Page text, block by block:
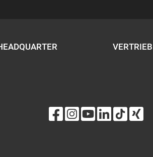
VERTRIEB